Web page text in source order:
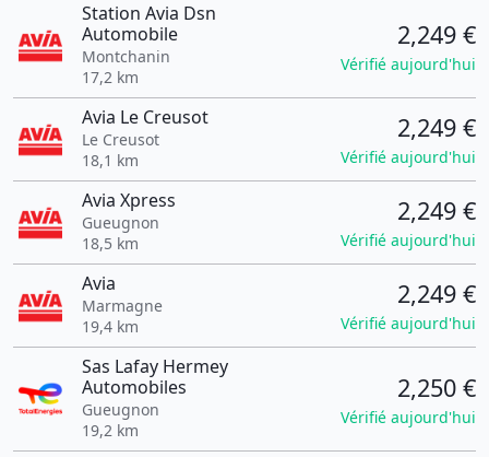
Station Avia Dsn
Automobile
Montchanin
17,2 km
2,249 €
Vérifié aujourd'hui
Avia Le Creusot
Le Creusot
18,1 km
2,249 €
Vérifié aujourd'hui
Avia Xpress
Gueugnon
18,5 km
2,249 €
Vérifié aujourd'hui
Avia
Marmagne
19,4 km
2,249 €
Vérifié aujourd'hui
Sas Lafay Hermey
Automobiles
Gueugnon
19,2 km
2,250 €
Vérifié aujourd'hui